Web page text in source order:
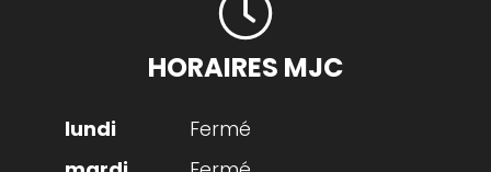
HORAIRES MJC
Fermé